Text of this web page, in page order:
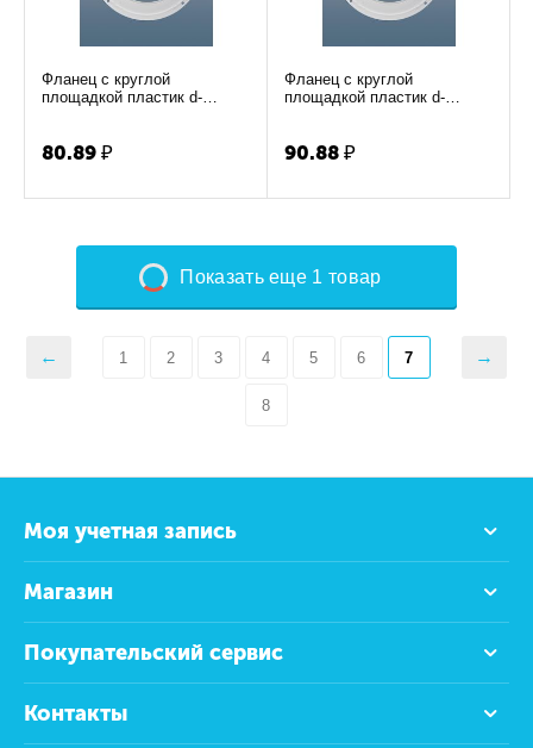
Фланец с круглой
площадкой пластик d-
80.89 ₽
Фланец с круглой
площадкой пластик d-
90.88 ₽
Показать еще 1 товар
1 2 3 4 5 6 7
8
Моя учетная запись
Магазин
Покупательский сервис
Контакты